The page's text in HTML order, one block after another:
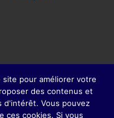
son sens
dans la mesure
pour améliorer votre
des contenus et
d'intérêt. Vous pouvez
ces cookies. Si vous